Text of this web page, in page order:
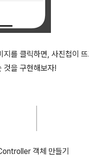
지를 클릭하면, 사진첩이
것을 구현해보자!
객체 만들기